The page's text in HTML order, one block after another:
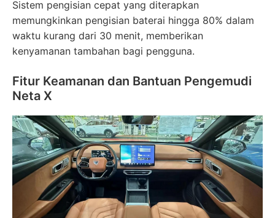
Sistem pengisian cepat yang diterapkan
memungkinkan pengisian baterai hingga 80% dalam
waktu kurang dari 30 menit, memberikan
kenyamanan tambahan bagi pengguna.
Fitur Keamanan dan Bantuan Pengemudi
Neta X